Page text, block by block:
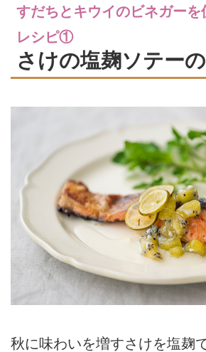
すだちとキウイのビネガーを
レシピ①
さけの塩麹ソテー
秋に味わいを増すさけを塩麹